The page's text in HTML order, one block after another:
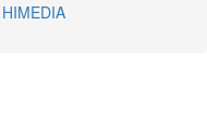
HIMEDIA